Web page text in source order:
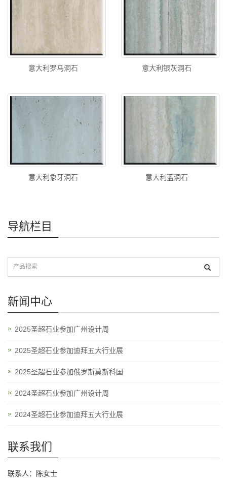
意大利罗马洞石 意大利银灰洞石
意大利象牙洞石 意大利蓝洞石
导航栏目
新闻中心
2025圣超石业参加广州设计周
2025圣超石业参加迪拜五大行业展
2025圣超石业参加俄罗斯莫斯科国
2024圣超石业参加广州设计周
2024圣超石业参加迪拜五大行业展
联系我们
联系人：陈女士